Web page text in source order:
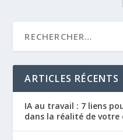
ARTICLES RÉCENTS
IA au travail : 7 liens
dans la réalité de votre